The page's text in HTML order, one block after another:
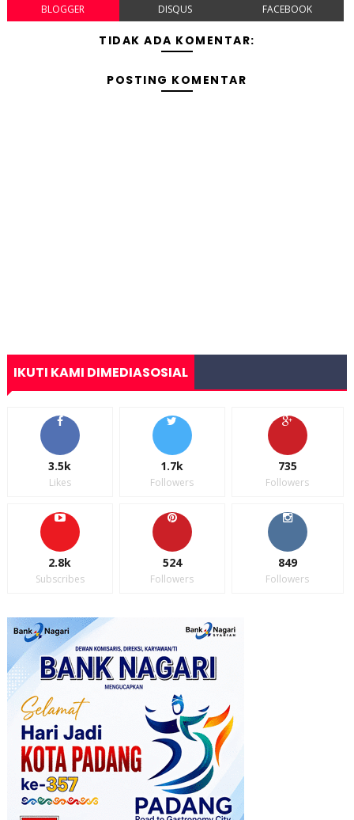
BLOGGER DISQUS FACEBOOK
TIDAK ADA KOMENTAR:
POSTING KOMENTAR
IKUTI KAMI DIMEDIASOSIAL
3.5k
Likes
1.7k
Followers
735
Followers
2.8k
Subscribes
524
Followers
849
Followers